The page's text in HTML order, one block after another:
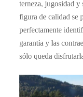
terneza, jugosidad y
figura de calidad se
perfectamente
garantía y las
sólo queda